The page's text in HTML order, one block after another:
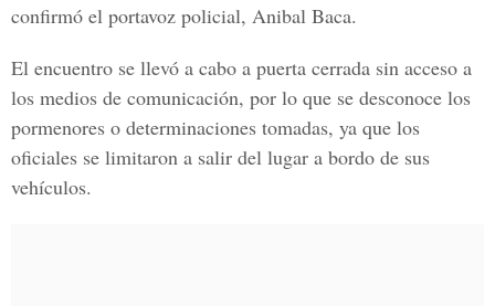
confirmó el portavoz policial, Anibal Baca.
El encuentro se llevó a cabo a puerta cerrada sin acceso a
los medios de comunicación, por lo que se desconoce los
pormenores o determinaciones tomadas, ya que los
oficiales se limitaron a salir del lugar a bordo de sus
vehículos.